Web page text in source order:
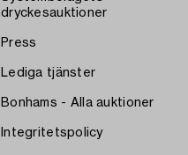
dryckesauktioner
Press
Lediga tjänster
Bonhams - Alla auktioner
Integritetspolicy